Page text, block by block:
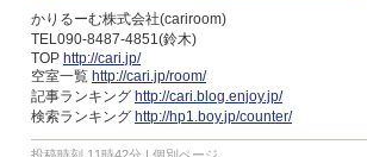
かりるーむ株式会社(cariroom)
TEL090-8487-4851(鈴木)
TOP http://cari.jp/
空室一覧 http://cari.jp/room/
記事ランキング http://cari.blog.enjoy.jp/
検索ランキング http://hp1.boy.jp/counter/